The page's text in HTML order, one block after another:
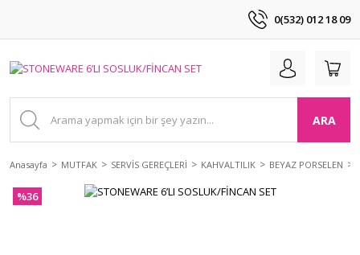
0(532) 012 18 09
ARA
Anasayfa MUTFAK SERVİS GEREÇLERİ KAHVALTILIK BEYAZ PORSELEN
%36